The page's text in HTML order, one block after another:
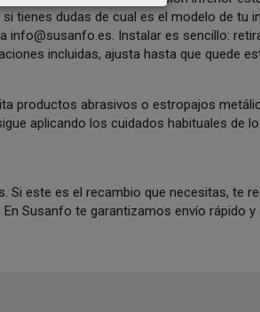
tienes dudas de cual es el modelo de tu
info@susanfo.es. Instalar es sencillo:
incluidas, ajusta hasta que quede
productos abrasivos o estropajos
aplicando los cuidados habituales de
Si este es el recambio que necesitas, te
Susanfo te garantizamos envío rápido y